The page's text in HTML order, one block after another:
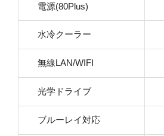
電源(80Plus)
水冷クーラー
無線LAN/WIFI
光学ドライブ
ブルーレイ対応